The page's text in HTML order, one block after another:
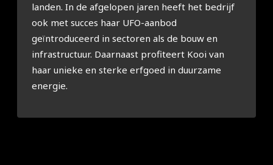
landen. In de afgelopen jaren heeft het bedrijf
ook met succes haar UFO-aanbod
geïntroduceerd in sectoren als de bouw en
infrastructuur. Daarnaast profiteert Kooi van
haar unieke en sterke erfgoed in duurzame
energie.